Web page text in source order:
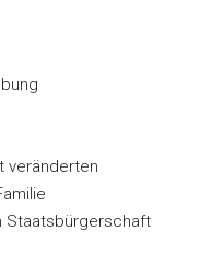
veränderten
Staatsbürgerschaft